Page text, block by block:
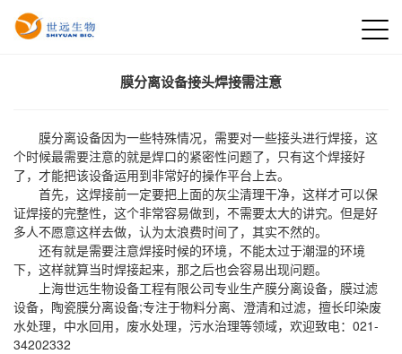
膜分离设备接头焊接需注意
膜分离设备因为一些特殊情况，需要对一些接头进行焊接，这
个时候最需要注意的就是焊口的紧密性问题了，只有这个焊接好
了，才能把该设备运用到非常好的操作平台上去。
首先，这焊接前一定要把上面的灰尘清理干净，这样才可以保
证焊接的完整性，这个非常容易做到，不需要太大的讲究。但是好
多人不愿意这样去做，认为太浪费时间了，其实不然的。
还有就是需要注意焊接时候的环境，不能太过于潮湿的环境
下，这样就算当时焊接起来，那之后也会容易出现问题。
上海世远生物设备工程有限公司专业生产膜分离设备， 膜过滤
设备，陶瓷膜分离设备;专注于物料分离、澄清和过滤，擅长印染废
水处理，中水回用，废水处理，污水治理等领域，欢迎致电：021-
34202332